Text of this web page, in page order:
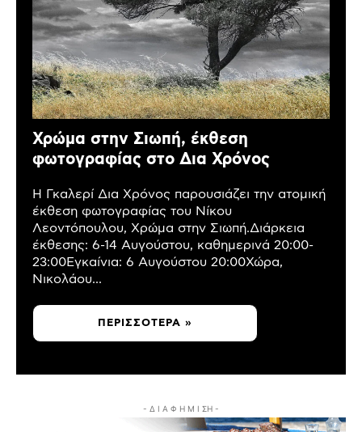
Χρώμα στην Σιωπή, έκθεση
φωτογραφίας στο Δια Χρόνος
Η Γκαλερί Δια Χρόνος παρουσιάζει την ατομική
έκθεση φωτογραφίας του Νίκου
Λεοντόπουλου, Χρώμα στην Σιωπή.Διάρκεια
έκθεσης: 6-14 Αυγούστου, καθημερινά 20:00-
23:00Εγκαίνια: 6 Αυγούστου 20:00Χώρα,
Νικολάου...
ΠΕΡΙΣΣΌΤΕΡΑ »
- Δ Ι Α Φ Η Μ Ι ΣΗ -